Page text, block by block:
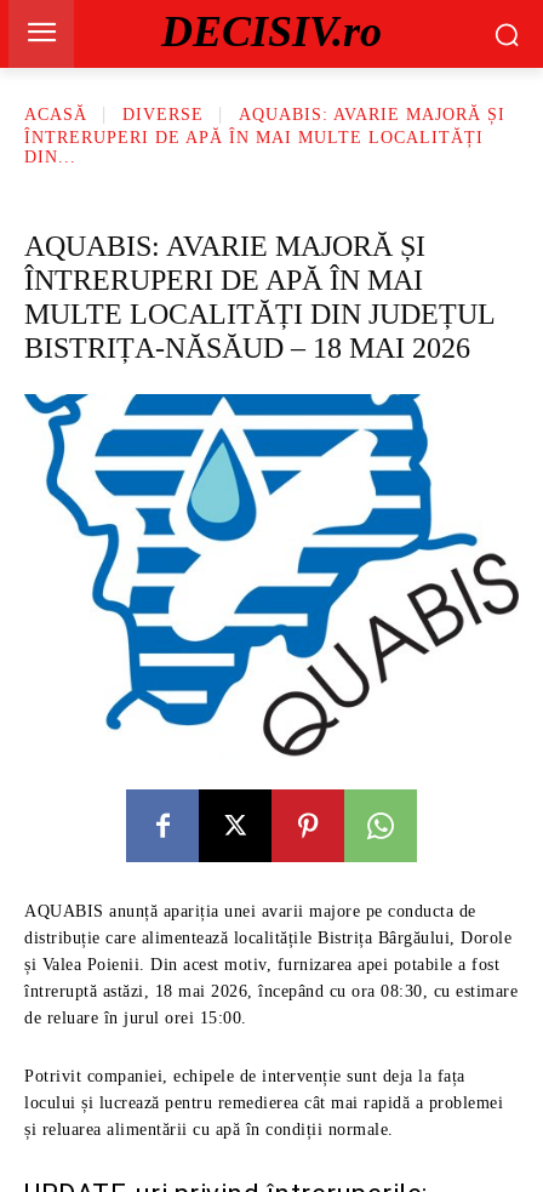
DECISIV.ro
ACASĂ DIVERSE
AQUABIS: AVARIE MAJORĂ ȘI
ÎNTRERUPERI DE APĂ ÎN MAI MULTE LOCALITĂȚI
DIN...
AQUABIS: AVARIE MAJORĂ ȘI
ÎNTRERUPERI DE APĂ ÎN MAI
MULTE LOCALITĂȚI DIN JUDEȚUL
BISTRIȚA-NĂSĂUD – 18 MAI 2026
AQUABIS anunță apariția unei avarii majore pe conducta de
distribuție care alimentează localitățile Bistrița Bârgăului, Dorole
și Valea Poienii. Din acest motiv, furnizarea apei potabile a fost
întreruptă astăzi, 18 mai 2026, începând cu ora 08:30, cu estimare
de reluare în jurul orei 15:00.
Potrivit companiei, echipele de intervenție sunt deja la fața
locului și lucrează pentru remedierea cât mai rapidă a problemei
și reluarea alimentării cu apă în condiții normale.